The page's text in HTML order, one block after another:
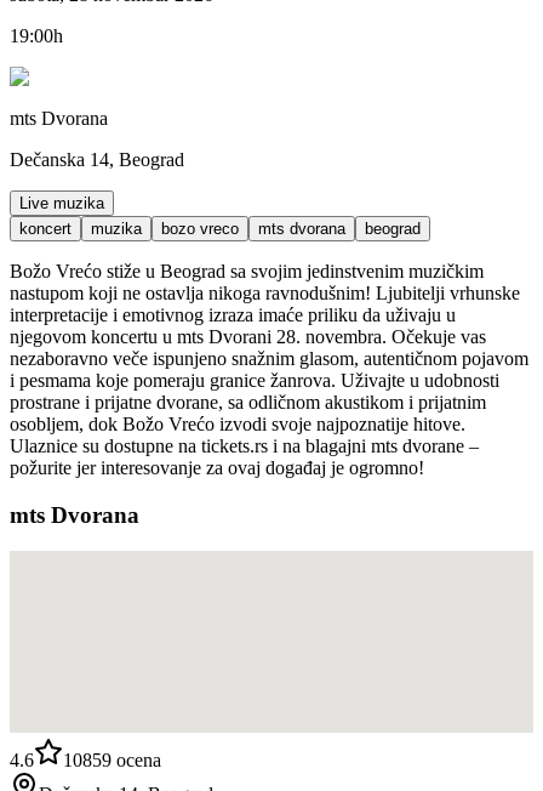
19:00h
mts Dvorana
Dečanska 14, Beograd
Live muzika
koncert
muzika bozo vreco mts dvorana beograd
Božo Vrećo stiže u Beograd sa svojim jedinstvenim muzičkim
nastupom koji ne ostavlja nikoga ravnodušnim! Ljubitelji vrhunske
interpretacije i emotivnog izraza imaće priliku da uživaju u
njegovom koncertu u mts Dvorani 28. novembra. Očekuje vas
nezaboravno veče ispunjeno snažnim glasom, autentičnom pojavom
i pesmama koje pomeraju granice žanrova. Uživajte u udobnosti
prostrane i prijatne dvorane, sa odličnom akustikom i prijatnim
osobljem, dok Božo Vrećo izvodi svoje najpoznatije hitove.
Ulaznice su dostupne na tickets.rs i na blagajni mts dvorane –
požurite jer interesovanje za ovaj događaj je ogromno!
mts Dvorana
4.6 10859 ocena